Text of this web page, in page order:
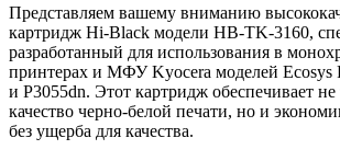
Представляем вашему вниманию
картридж Hi-Black модели HB-TK-3160,
разработанный для использования в
принтерах и МФУ Kyocera моделей Ecosys
и P3055dn. Этот картридж обеспечивает не
качество черно-белой печати, но и
без ущерба для качества.